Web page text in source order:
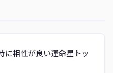
に相性が良い運命星トッ